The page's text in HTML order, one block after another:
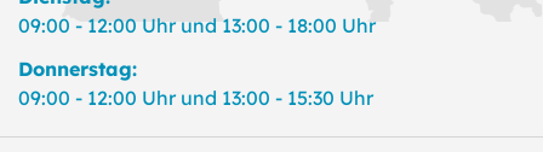
09:00 - 12:00 Uhr und 13:00 - 18:00 Uhr
Donnerstag:
09:00 - 12:00 Uhr und 13:00 - 15:30 Uhr